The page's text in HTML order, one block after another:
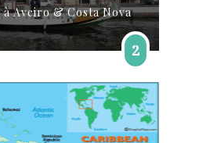
à Aveiro & Costa Nova
2